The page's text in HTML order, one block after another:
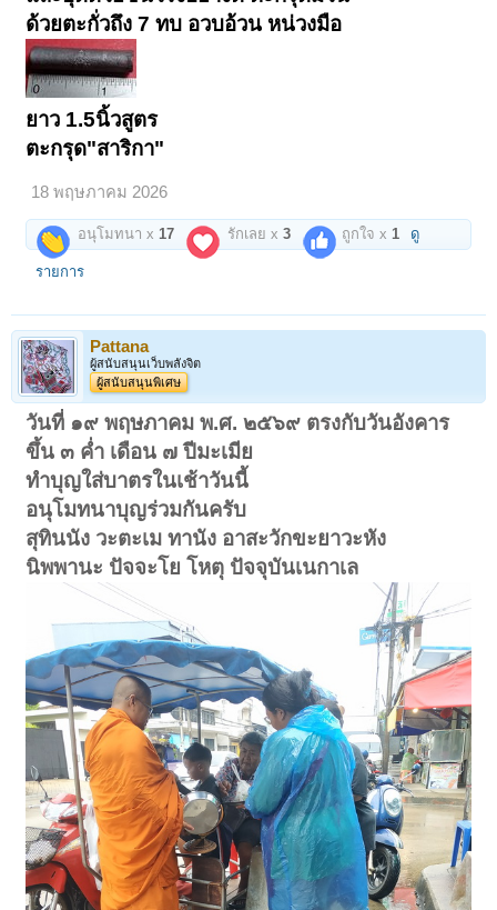
ด้วยตะกั่วถึง 7 ทบ อวบอ้วน หน่วงมือ
ยาว 1.5นิ้วสูตร
ตะกรุด"สาริกา"
18 พฤษภาคม 2026
อนุโมทนา x17 รักเลย x3 ถูกใจ x1 ดู
รายการ
Pattana
ผู้สนับสนุนเว็บพลังจิต
ผู้สนับสนุนพิเศษ
วันที่ ๑๙ พฤษภาคม พ.ศ. ๒๕๖๙ ตรงกับวันอังคาร
ขึ้น ๓ ค่ำ เดือน ๗ ปีมะเมีย
ทำบุญใส่บาตรในเช้าวันนี้
อนุโมทนาบุญร่วมกันครับ
สุทินนัง วะตะเม ทานัง อาสะวักขะยาวะหัง
นิพพานะ ปัจจะโย โหตุ ปัจจุบันเนกาเล